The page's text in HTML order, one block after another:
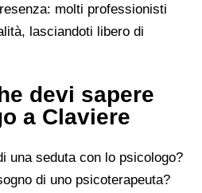
molti professionisti
lasciandoti libero di
devi sapere
a Claviere
una seduta con lo psicologo?
di uno psicoterapeuta?